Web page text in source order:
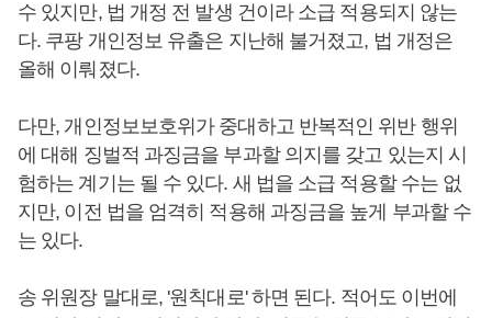
수 있지만, 법 개정 전 발생 건이라 소급 적용되지 않는
다. 쿠팡 개인정보 유출은 지난해 불거졌고, 법 개정은
올해 이뤄졌다.
다만, 개인정보보호위가 중대하고 반복적인 위반 행위
에 대해 징벌적 과징금을 부과할 의지를 갖고 있는지 시
험하는 계기는 될 수 있다. 새 법을 소급 적용할 수는 없
지만, 이전 법을 엄격히 적용해 과징금을 높게 부과할 수
는 있다.
송 위원장 말대로, '원칙대로' 하면 된다. 적어도 이번에